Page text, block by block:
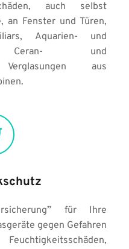
auch selbst
an Fenster und Türen,
Aquarien- und
Ceran- und
Verglasungen aus
für Ihre
gegen Gefahren